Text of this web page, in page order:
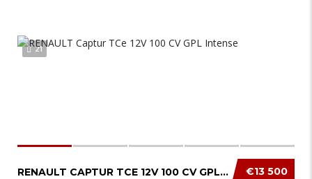
21
€13 500
RENAULT CAPTUR TCE 12V 100 CV GPL INTENSE...